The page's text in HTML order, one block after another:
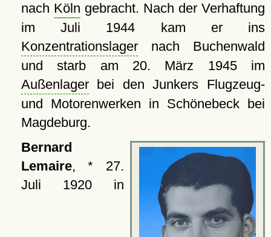
nach Köln gebracht. Nach der Verhaftung
im Juli 1944 kam er ins
Konzentrationslagernach Buchenwald
und starb am 20. März 1945 im
Außenlagerbei den Junkers Flugzeug-
und Motorenwerken in Schönebeck bei
Magdeburg.
Bernard
Lemaire, * 27.
Juli 1920 in